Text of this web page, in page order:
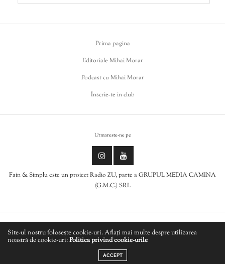
KULKID - Spin
Prima pagina
Editoriale Mihai Morar
Podcast cu Mihai Morar
Înscrie-te in club
Urmareste-ne pe
Fain & Simplu este un proiect Radio ZU, parte a GRUPUL MEDIA CAMINA
(G.M.C.) SRL
Politica de cookies
Politică de confidențialitate
Site-ul nostru folosește cookie-uri. Aflați mai multe despre utilizarea
noastră de cookie-uri:Politica privind cookie-urile
ACCEPT